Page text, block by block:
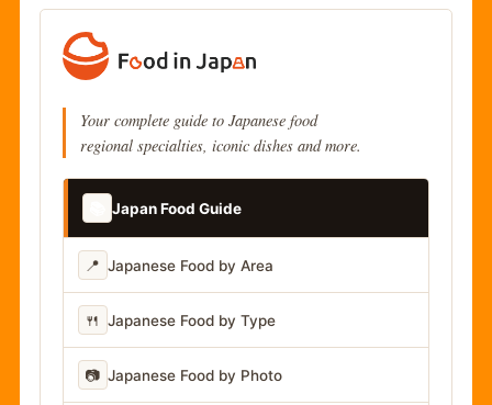
Your complete guide to Japanese food
regional specialties, iconic dishes and more.
Japan Food Guide
📍 Japanese Food by Area
🍴 Japanese Food by Type
📷 Japanese Food by Photo